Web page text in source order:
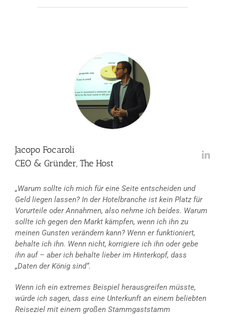
Jacopo Focaroli
CEO & Gründer, The Host
„Warum sollte ich mich für eine Seite entscheiden und
Geld liegen lassen? In der Hotelbranche ist kein Platz für
Vorurteile oder Annahmen, also nehme ich beides. Warum
sollte ich gegen den Markt kämpfen, wenn ich ihn zu
meinen Gunsten verändern kann? Wenn er funktioniert,
behalte ich ihn. Wenn nicht, korrigiere ich ihn oder gebe
ihn auf – aber ich behalte lieber im Hinterkopf, dass
„Daten der König sind“.
Wenn ich ein extremes Beispiel herausgreifen müsste,
würde ich sagen, dass eine Unterkunft an einem beliebten
Reiseziel mit einem großen Stammgaststamm